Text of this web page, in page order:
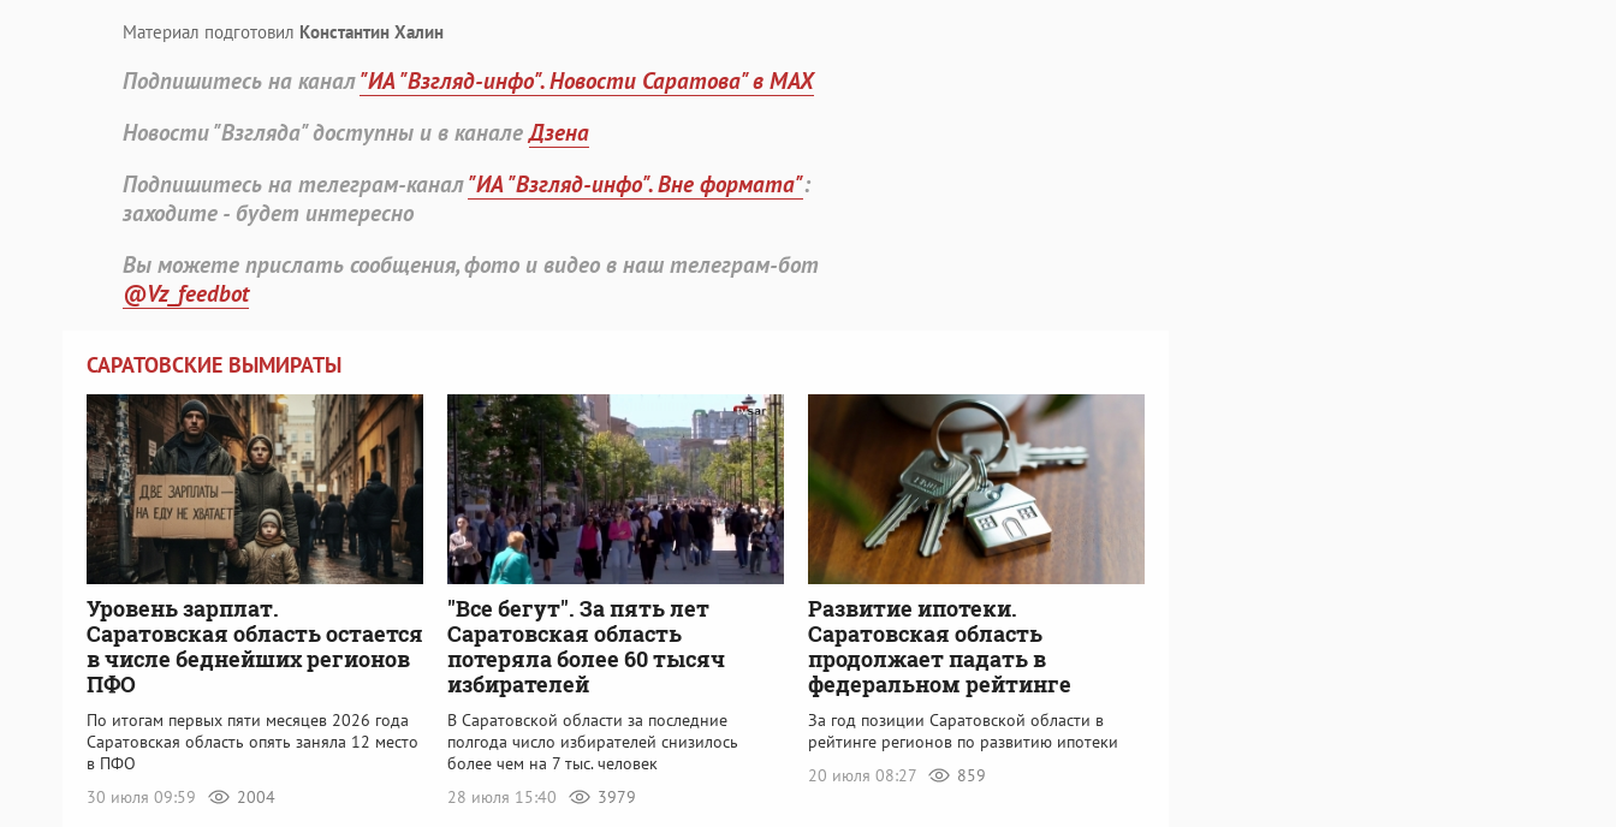
Материал подготовил Константин Халин
Подпишитесь на канал"ИА "Взгляд-инфо". Новости Саратова" в MAX
Новости "Взгляда" доступны и в каналеДзена
Подпишитесь на телеграм-канал"ИА "Взгляд-инфо". Вне формата":
заходите - будет интересно
Вы можете прислать сообщения, фото и видео в наш телеграм-бот
@Vz_feedbot
САРАТОВСКИЕ ВЫМИРАТЫ
Уровень зарплат.
Саратовская область остается
в числе беднейших регионов
ПФО
По итогам первых пяти месяцев 2026 года
Саратовская область опять заняла 12 место
в ПФО
30 июля 09:59
2004
"Все бегут". За пять лет
Саратовская область
потеряла более 60 тысяч
избирателей
В Саратовской области за последние
полгода число избирателей снизилось
более чем на 7 тыс. человек
28 июля 15:40
3979
Развитие ипотеки.
Саратовская область
продолжает падать в
федеральном рейтинге
За год позиции Саратовской области в
рейтинге регионов по развитию ипотеки
20 июля 08:27
859